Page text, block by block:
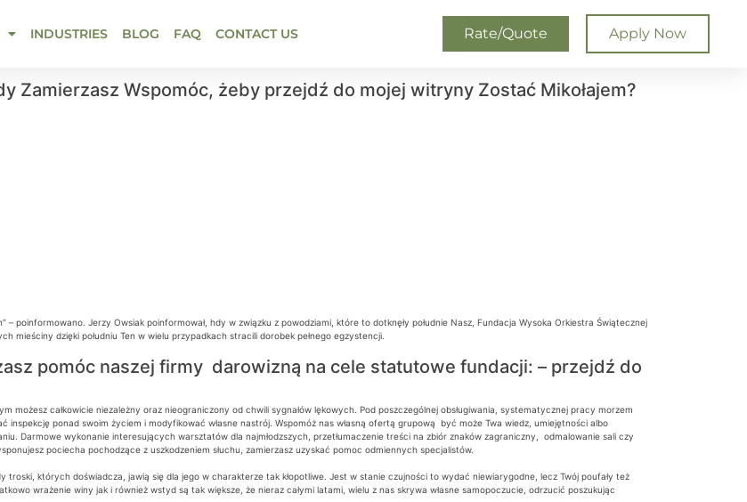
INDUSTRIES BLOG FAQ CONTACT US Rate/Quote Apply Now
Zamierzasz Wspomóc, żeby przejdź do mojej witryny Zostać Mikołajem?
poinformowano. Jerzy Owsiak poinformował, hdy w związku z powodziami, które to dotknęły południe Nasz, Fundacja Wysoka Orkiestra Świątecznej
mieściny dzięki południu Ten w wielu przypadkach stracili dorobek pełnego egzystencji.
pomóc naszej firmy darowizną na cele statutowe fundacji: – przejdź do
możesz całkowicie niezależny oraz nieograniczony od chwili sygnałów lękowych. Pod poszczególnej obsługiwania, systematycznej pracy morzem
inspekcję ponad swoim życiem i modyfikować własne nastrój. Wspomóż nas własną ofertą grupową być może Twa wiedz, umiejętności albo
Darmowe wykonanie interesujących warsztatów dla najmłodzszych, przetłumaczenie treści na zbiór znaków zagraniczny, odmalowanie sali czy
pociecha pochodzące z uszkodzeniem słuchu, zamierzasz uzyskać pomoc odmiennych specjalistów.
których doświadcza, jawią się dla jego w charakterze tak kłopotliwe. Jest w stanie czujności to wydać niewiarygodne, lecz Twój poufały też
wrażenie winy jak i również wstyd są tak większe, że nieraz całymi latami, wielu z nas skrywa własne samopoczucie, odrzucić poszukując